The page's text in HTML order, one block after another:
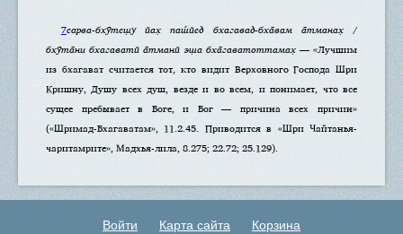
7сарва-бхӯтеш̣у йах̣ паш́йед бхагавад-бха̄вам а̄тманах̣ /
бхӯта̄ни бхагаватй а̄тманй эш̣а бха̄гаватоттамах̣— «Лучшим
из бхагават считается тот, кто видит Верховного Господа Шри
Кришну, Душу всех душ, везде и во всем, и понимает, что все
сущее пребывает в Боге, и Бог — причина всех причин»
(«Шримад-Бхагаватам», 11.2.45. Приводится в «Шри Чайтанья-
чаритамрите», Мадхья-лила, 8.275; 22.72; 25.129).
Войти Карта сайта
Корзина